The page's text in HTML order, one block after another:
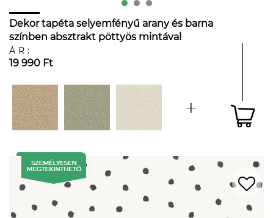
Dekor tapéta selyemfényű arany és barna
színben absztrakt pöttyös mintával
ÁR:
19 990 Ft